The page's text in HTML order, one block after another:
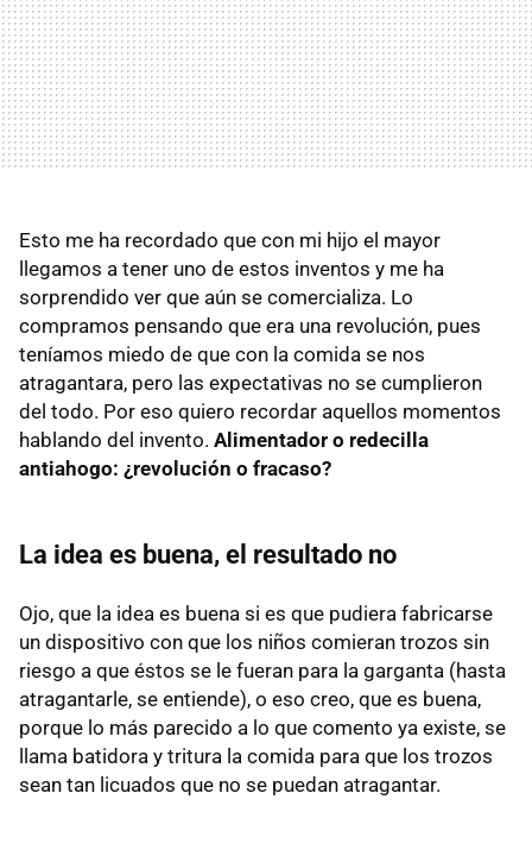
Esto me ha recordado que con mi hijo el mayor
llegamos a tener uno de estos inventos y me ha
sorprendido ver que aún se comercializa. Lo
compramos pensando que era una revolución, pues
teníamos miedo de que con la comida se nos
atragantara, pero las expectativas no se cumplieron
del todo. Por eso quiero recordar aquellos momentos
hablando del invento. Alimentador o redecilla
antiahogo: ¿revolución o fracaso?
La idea es buena, el resultado no
Ojo, que la idea es buena si es que pudiera fabricarse
un dispositivo con que los niños comieran trozos sin
riesgo a que éstos se le fueran para la garganta (hasta
atragantarle, se entiende), o eso creo, que es buena,
porque lo más parecido a lo que comento ya existe, se
llama batidora y tritura la comida para que los trozos
sean tan licuados que no se puedan atragantar.